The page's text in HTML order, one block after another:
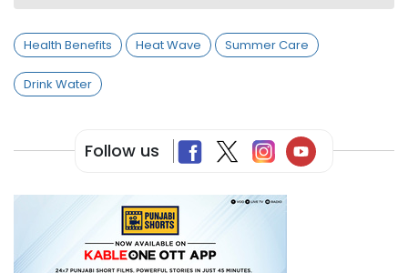
Health Benefits Heat Wave Summer Care
Drink Water
Follow us